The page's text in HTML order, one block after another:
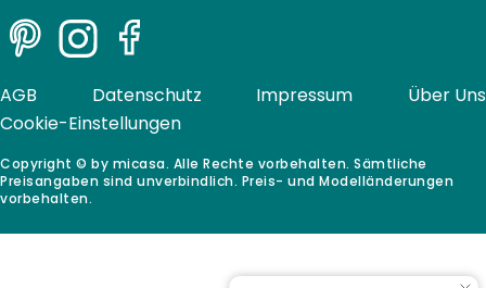
PinterestInstagramFacebook
Copyright © by micasa. Alle Rechte vorbehalten. Sämtliche
Preisangaben sind unverbindlich. Preis- und Modelländerungen
vorbehalten.
AGB Datenschutz Impressum
Über Uns
Cookie-Einstellungen